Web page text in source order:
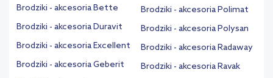
Brodziki - akcesoria Bette
Brodziki - akcesoria Duravit
Brodziki - akcesoria Excellent
Brodziki - akcesoria Geberit
Brodziki - akcesoria Polimat
Brodziki - akcesoria Polysan
Brodziki - akcesoria Radaway
Brodziki - akcesoria Ravak